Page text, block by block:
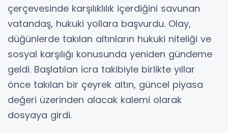
çerçevesinde karşılıklılık içerdiğini savunan
vatandaş, hukuki yollara başvurdu. Olay,
düğünlerde takılan altınların hukuki niteliği ve
sosyal karşılığı konusunda yeniden gündeme
geldi. Başlatılan icra takibiyle birlikte yıllar
önce takılan bir çeyrek altın, güncel piyasa
değeri üzerinden alacak kalemi olarak
dosyaya girdi.